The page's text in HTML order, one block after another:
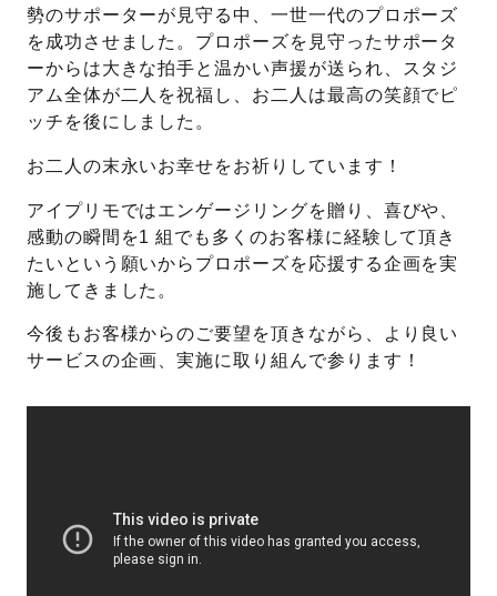
勢のサポーターが見守る中、一世一代のプロポーズ
を成功させました。プロポーズを見守ったサポータ
ーからは大きな拍手と温かい声援が送られ、スタジ
アム全体が二人を祝福し、お二人は最高の笑顔でピ
ッチを後にしました。
お二人の末永いお幸せをお祈りしています！
アイプリモではエンゲージリングを贈り、喜びや、
感動の瞬間を1 組でも多くのお客様に経験して頂き
たいという願いからプロポーズを応援する企画を実
施してきました。
今後もお客様からのご要望を頂きながら、より良い
サービスの企画、実施に取り組んで参ります！
言葉
エピソード Follow us on